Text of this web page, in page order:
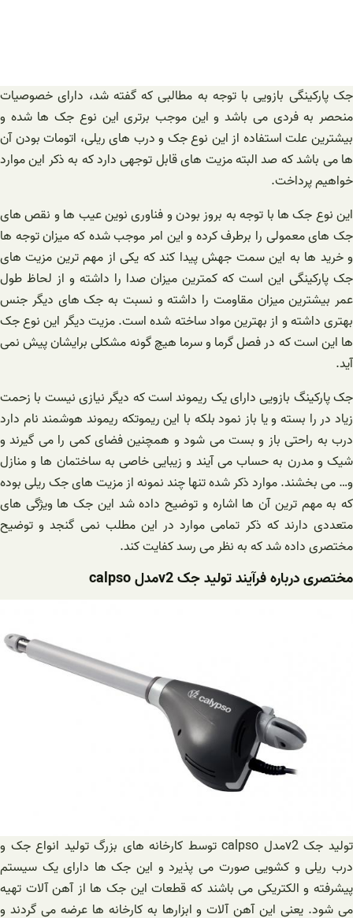
جک پارکینگی بازویی با توجه به مطالبی که گفته شد، دارای خصوصیات
منحصر به فردی می باشد و این موجب برتری این نوع جک ها شده و
بیشترین علت استفاده از این نوع جک و درب های ریلی، اتومات بودن آن
ها می باشد که صد البته مزیت های قابل توجهی دارد که به ذکر این موارد
خواهیم پرداخت.
این نوع جک ها با توجه به بروز بودن و فناوری نوین عیب ها و نقص های
جک های معمولی را برطرف کرده و این امر موجب شده که میزان توجه ها
و خرید ها به این سمت جهش پیدا کند که یکی از مهم ترین مزیت های
جک پارکینگی این است که کمترین میزان صدا را داشته و از لحاظ طول
عمر بیشترین میزان مقاومت را داشته و نسبت به جک های دیگر جنس
بهتری داشته و از بهترین مواد ساخته شده است. مزیت دیگر این نوع جک
ها این است که در فصل گرما و سرما هیچ گونه مشکلی برایشان پیش نمی
آید.
جک پارکینگ بازویی دارای یک ریموند است که دیگر نیازی نیست با زحمت
زیاد در را بسته و یا باز نمود بلکه با این ریموتکه ریموند هوشمند نام دارد
درب به راحتی باز و بست می شود و همچنین فضای کمی را می گیرند و
شیک و مدرن به حساب می آیند و زیبایی خاصی به ساختمان ها و منازل
و… می بخشند. موارد ذکر شده تنها چند نمونه از مزیت های جک ریلی بوده
که به مهم ترین آن ها اشاره و توضیح داده شد این جک ها ویژگی های
متعددی دارند که ذکر تمامی موارد در این مطلب نمی گنجد و توضیح
مختصری داده شد که به نظر می رسد کفایت کند.
مختصری درباره فرآیند تولید جک v2مدل calpso
تولید جک v2مدل calpso توسط کارخانه های بزرگ تولید انواع جک و
درب ریلی و کشویی صورت می پذیرد و این جک ها دارای یک سیستم
پیشرفته و الکتریکی می باشند که قطعات این جک ها از آهن آلات تهیه
می شود. یعنی این آهن آلات و ابزارها به کارخانه ها عرضه می گردند و